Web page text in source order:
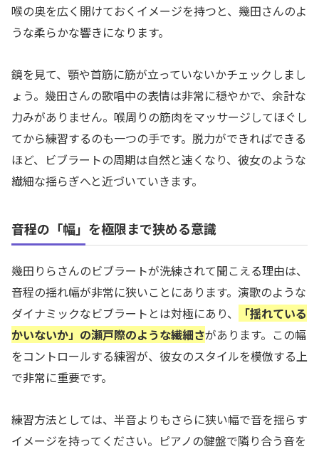
喉の奥を広く開けておくイメージを持つと、幾田さんのよ
うな柔らかな響きになります。
鏡を見て、顎や首筋に筋が立っていないかチェックしまし
ょう。幾田さんの歌唱中の表情は非常に穏やかで、余計な
力みがありません。喉周りの筋肉をマッサージしてほぐし
てから練習するのも一つの手です。脱力ができればできる
ほど、ビブラートの周期は自然と速くなり、彼女のような
繊細な揺らぎへと近づいていきます。
音程の「幅」を極限まで狭める意識
幾田りらさんのビブラートが洗練されて聞こえる理由は、
音程の揺れ幅が非常に狭いことにあります。演歌のような
ダイナミックなビブラートとは対極にあり、
「揺れている
かいないか」の瀬戸際のような繊細さがあります。この幅
をコントロールする練習が、彼女のスタイルを模倣する上
で非常に重要です。
練習方法としては、半音よりもさらに狭い幅で音を揺らす
イメージを持ってください。ピアノの鍵盤で隣り合う音を